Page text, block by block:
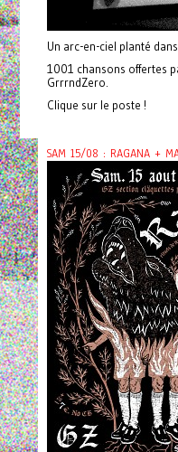
Un arc-en-ciel planté
1001 chansons offertes
GrrrndZero.
Clique sur le poste !
SAM 15/08 : RAGANA +